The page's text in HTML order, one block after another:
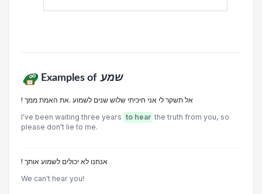
Examples of שמע
! אל תשקר לי אני חיכיתי שלוש שנים לשמוע .את האמת ממך
I've been waiting three years to hear the truth from you, so
please don't lie to me.
! אנחנו לא יכולים לשמוע אותך
We can't hear you!